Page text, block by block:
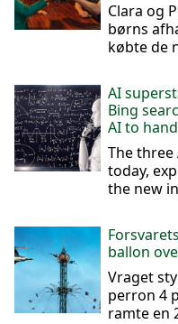
Clara og
børns
købte de
AI
Bing
AI to
The
today,
the new
ballon
Vraget
perron 4
ramte en